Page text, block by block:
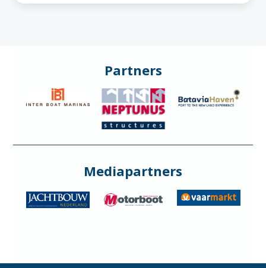
Partners
Mediapartners